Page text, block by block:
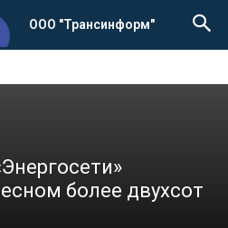
ООО "Трансинформ"
более двухсот